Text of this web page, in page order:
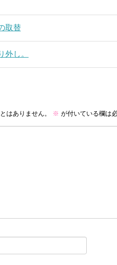
取替
外し。
はありません。 ※ が付いている欄は